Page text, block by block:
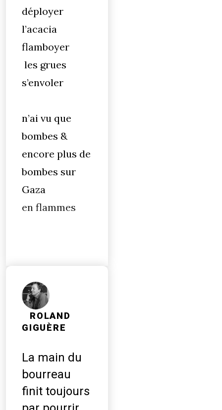
déployer
l’acacia
flamboyer
les grues
s’envoler
n’ai vu que
bombes &
encore plus de
bombes sur
Gaza
en flammes
ROLAND
GIGUÈRE
La main du
bourreau
finit toujours